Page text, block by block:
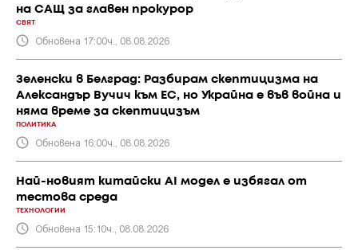
на САЩ за главен прокурор
СВЯТ
Обновена 17:00ч., 08.08.2026
Зеленски в Белград: Разбирам скептицизма на
Александър Вучич към ЕС, но Украйна е във война и
няма време за скептицизъм
ПОЛИТИКА
Обновена 16:00ч., 08.08.2026
Най-новият китайски AI модел е избягал от
тестова среда
ТЕХНОЛОГИИ
Обновена 15:10ч., 08.08.2026